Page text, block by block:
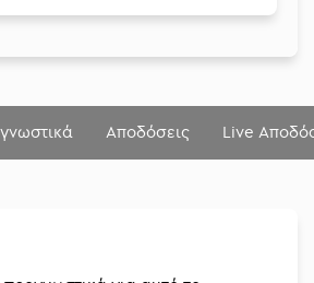
Αποδόσεις Live
Κλείσιμο